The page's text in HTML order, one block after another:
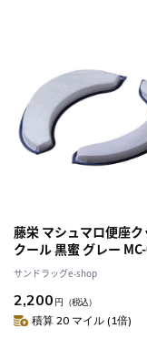
藤栄 マシュマロ便座ク
クール 黒蜜 グレー
サンドラッグe-shop
2,200 円 （税込）
積算 20 マイル (1倍)